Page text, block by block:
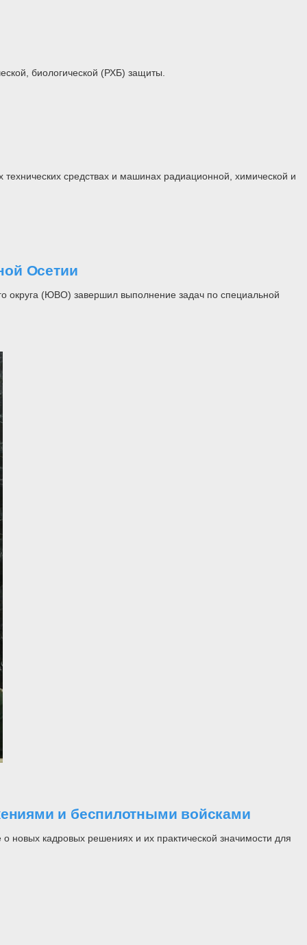
биологической (РХБ) защиты.
средствах и машинах радиационной, химической и
Осетии
округа (ЮВО) завершил выполнение задач по специальной
и беспилотными войсками
новых кадровых решениях и их практической значимости для